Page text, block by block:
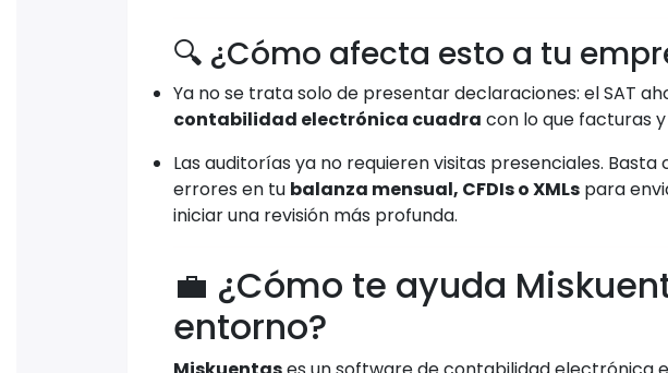
🔍 ¿Cómo afecta esto a tu
Ya no se trata solo de presentar declaraciones: el SAT
contabilidad electrónica cuadra con lo que facturas
Las auditorías ya no requieren visitas presenciales.
errores en tu balanza mensual, CFDIs o XMLs para
iniciar una revisión más profunda.
💼 ¿Cómo te ayuda
entorno?